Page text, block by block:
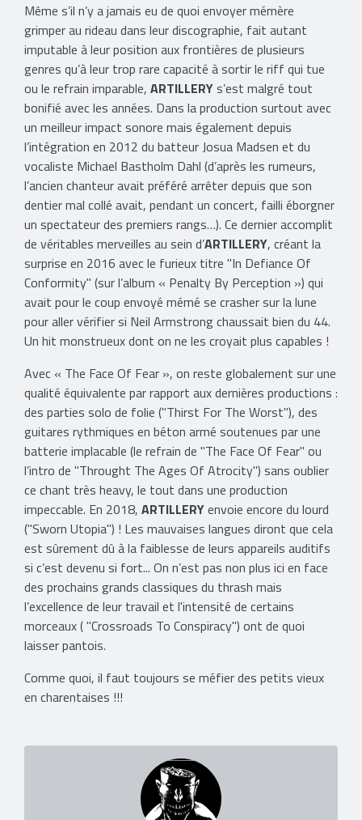
Même s’il n’y a jamais eu de quoi envoyer mémère
grimper au rideau dans leur discographie, fait autant
imputable à leur position aux frontières de plusieurs
genres qu’à leur trop rare capacité à sortir le riff qui tue
ou le refrain imparable, ARTILLERYs’est malgré tout
bonifié avec les années. Dans la production surtout avec
un meilleur impact sonore mais également depuis
l’intégration en 2012 du batteur Josua Madsen et du
vocaliste Michael Bastholm Dahl (d’après les rumeurs,
l’ancien chanteur avait préféré arrêter depuis que son
dentier mal collé avait, pendant un concert, failli éborgner
un spectateur des premiers rangs…). Ce dernier accomplit
de véritables merveilles au sein d’ARTILLERY, créant la
surprise en 2016 avec le furieux titre "In Defiance Of
Conformity" (sur l’album « Penalty By Perception ») qui
avait pour le coup envoyé mémé se crasher sur la lune
pour aller vérifier si Neil Armstrong chaussait bien du 44.
Un hit monstrueux dont on ne les croyait plus capables !
Avec « The Face Of Fear », on reste globalement sur une
qualité équivalente par rapport aux dernières productions :
des parties solo de folie ("Thirst For The Worst"), des
guitares rythmiques en béton armé soutenues par une
batterie implacable (le refrain de "The Face Of Fear" ou
l’intro de "Throught The Ages Of Atrocity") sans oublier
ce chant très heavy, le tout dans une production
impeccable. En 2018, ARTILLERYenvoie encore du lourd
("Sworn Utopia") ! Les mauvaises langues diront que cela
est sûrement dû à la faiblesse de leurs appareils auditifs
si c’est devenu si fort... On n’est pas non plus ici en face
des prochains grands classiques du thrash mais
l’excellence de leur travail et l'intensité de certains
morceaux ( "Crossroads To Conspiracy") ont de quoi
laisser pantois.
Comme quoi, il faut toujours se méfier des petits vieux
en charentaises !!!